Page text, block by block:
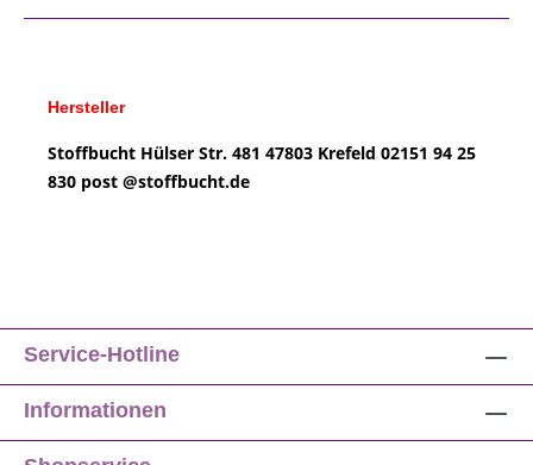
Hersteller
Stoffbucht Hülser Str. 481 47803 Krefeld 02151 94 25
830 post @stoffbucht.de
Service-Hotline
Informationen